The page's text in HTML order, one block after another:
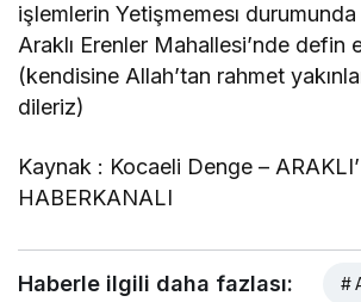
işlemlerin Yetişmemesı
Araklı Erenler Mahallesi’nde defin
(kendisine Allah’tan rahmet
dileriz)
Kaynak : Kocaeli Denge –
HABERKANALI
Haberle ilgili daha fazlası: #